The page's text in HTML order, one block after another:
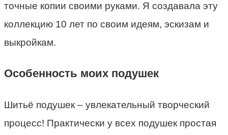
точные копии своими руками. Я создавала эту
коллекцию 10 лет по своим идеям, эскизам и
выкройкам.
Особенность моих подушек
Шитьё подушек – увлекательный творческий
процесс! Практически у всех подушек простая